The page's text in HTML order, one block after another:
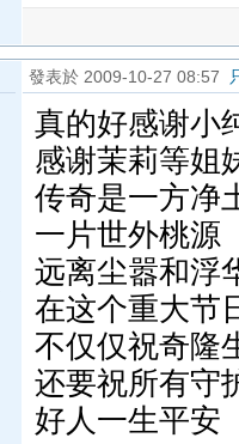
發表於 2009-10-27 08:57
真的好感谢小
感谢茉莉等姐
传奇是一方净
一片世外桃源
远离尘嚣和浮
在这个重大节
不仅仅祝奇隆
还要祝所有守
好人一生平安